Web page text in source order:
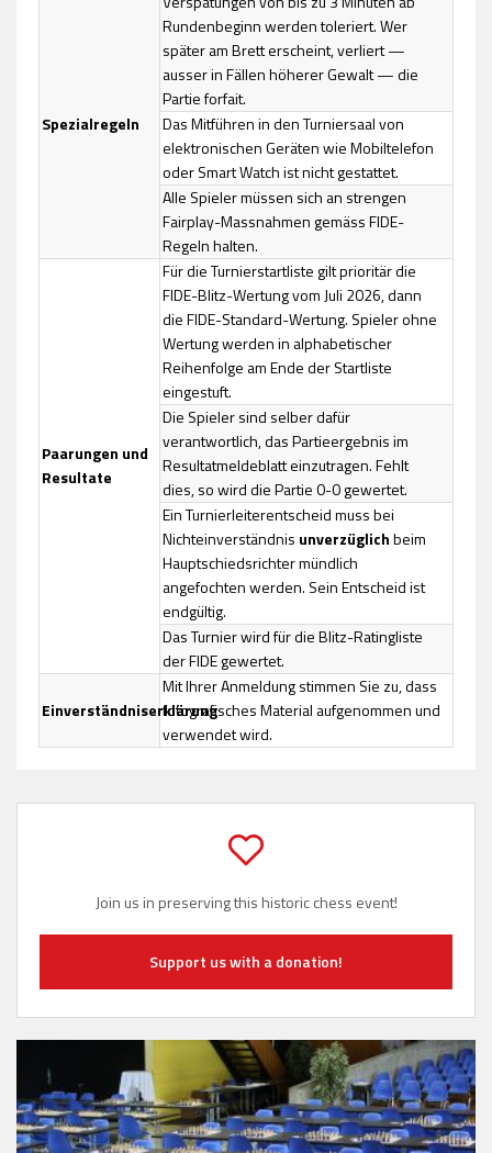
Spezialregeln
Rundenbeginn werden toleriert. Wer
später am Brett erscheint, verliert —
ausser in Fällen höherer Gewalt — die
Partie forfait.
Das Mitführen in den Turniersaal von
elektronischen Geräten wie Mobiltelefon
oder Smart Watch ist nicht gestattet.
Alle Spieler müssen sich an strengen
Fairplay-Massnahmen gemäss FIDE-
Regeln halten.
Paarungen und
Resultate
Für die Turnierstartliste gilt prioritär die
FIDE-Blitz-Wertung vom Juli 2026, dann
die FIDE-Standard-Wertung. Spieler ohne
Wertung werden in alphabetischer
Reihenfolge am Ende der Startliste
eingestuft.
Die Spieler sind selber dafür
verantwortlich, das Partieergebnis im
Resultatmeldeblatt einzutragen. Fehlt
dies, so wird die Partie 0-0 gewertet.
Ein Turnierleiterentscheid muss bei
Nichteinverständnis unverzüglichbeim
Hauptschiedsrichter mündlich
angefochten werden. Sein Entscheid ist
endgültig.
Das Turnier wird für die Blitz-Ratingliste
der FIDE gewertet.
Einverständniserklärung
Mit Ihrer Anmeldung stimmen Sie zu, dass
fotografisches Material aufgenommen und
verwendet wird.
Join us in preserving this historic chess event!
Support us with a donation!